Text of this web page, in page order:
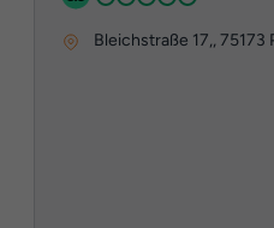
Bleichstraße 17,,75173